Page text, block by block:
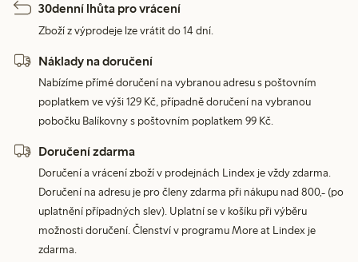
30denní lhůta pro vrácení
Zboží z výprodeje lze vrátit do 14 dní.
Náklady na doručení
Nabízíme přímé doručení na vybranou adresu s poštovním
poplatkem ve výši 129 Kč, případně doručení na vybranou
pobočku Balíkovny s poštovním poplatkem 99 Kč.
Doručení zdarma
Doručení a vrácení zboží v prodejnách Lindex je vždy zdarma.
Doručení na adresu je pro členy zdarma při nákupu nad 800,- (po
uplatnění případných slev). Uplatní se v košíku při výběru
možnosti doručení. Členství v programu More at Lindex je
zdarma.